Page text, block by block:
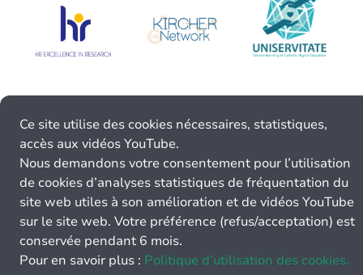
Ce site utilise des cookies nécessaires, statistiques,
accès aux vidéos YouTube.
Nous demandons votre consentement pour l’utilisation
de cookies d’analyses statistiques de fréquentation du
site web utiles à son amélioration et de vidéos YouTube
sur le site web. Votre préférence (refus/acceptation) est
conservée pendant 6 mois.
Pour en savoir plus : Politique d’utilisation des cookies.